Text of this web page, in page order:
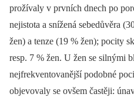
prožívaly v prvních dnech po
nejistota a snížená sebedůvěra
žen) a tenze (19 % žen); pocity
resp. 7 % žen. U žen se silnými
nejfrekventovanější podobné
objevovaly se ovšem častěji: